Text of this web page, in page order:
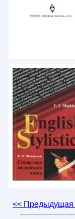
<< Предыдущая